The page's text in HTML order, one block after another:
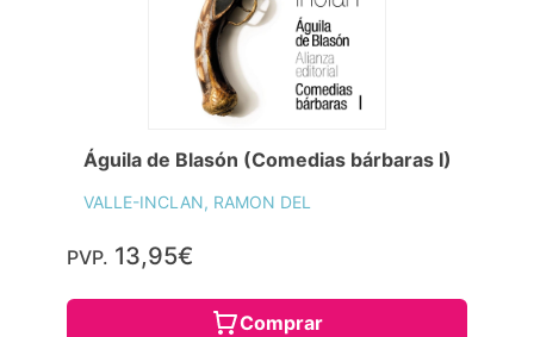
Águila de Blasón (Comedias bárbaras I)
VALLE-INCLAN, RAMON DEL
PVP. 13,95€
Comprar